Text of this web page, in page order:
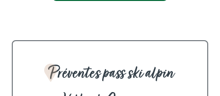
Préventes pass ski alpin